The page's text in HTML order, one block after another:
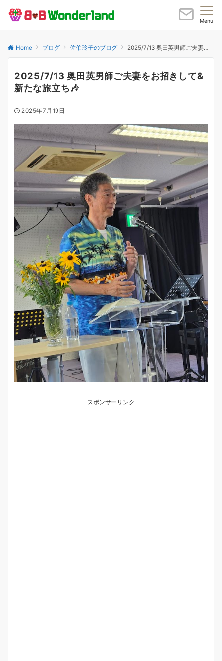
Menu
Home ブログ 佐伯玲子のブログ 2025/7/13 奥田英男師ご夫妻をお招きして& 新たな旅立ち🎶
2025/7/13 奥田英男師ご夫妻をお招きして&
新たな旅立ち🎶
2025年7月19日
スポンサーリンク